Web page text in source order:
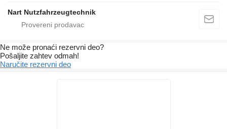
Nart Nutzfahrzeugtechnik
Ne može pronaći rezervni dеo?
Pošaljite zahtev odmah!
Naručite rezervni dеo